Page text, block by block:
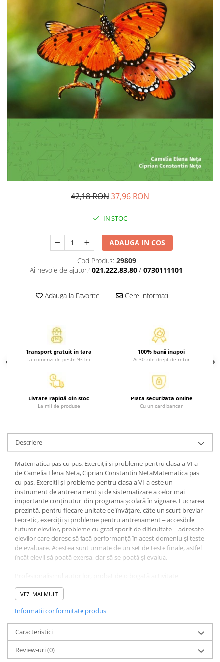
Resurse umane
Vanzari si marketing
Carte scolara
Atlase, dictionare si enciclopedii
Carte prescolara
Carte scolara
Dictionare de limba romana
Invatamant gimnazial
Carti in limba engleza
Carte prescolara
Povesti si povestiri
Dictionare si enciclopedii
Atlase
Dictionare de limba romana
Dictionare tematice
Enciclopedii
Diete si alimentatie sanatoasa
Fitness si frumusete
Diverse
Diverse
Feng Shui
Medicina alternativa
Sa nu razi :((
Drept
Legislatie
Fictiune
Clasici
Crime, Thriller, Mistery
Fantasy
Istorica
Literatura de divertisment
42,18 RON37,96 RON
IN STOC
ADAUGA IN COS
Cod Produs: 29809
Ai nevoie de ajutor? 021.222.83.80 / 0730111101
Adauga la Favorite Cere informatii
Transport gratuit in tara
La comenzi de peste 95 lei
100% banii inapoi
Ai 30 zile drept de retur
Livrare rapidă din stoc
La mii de produse
Plata securizata online
Cu un card bancar
Descriere
Matematica pas cu pas. Exerciții și probleme pentru clasa a VI-a
de Camelia Elena Neța, Ciprian Constantin NețaMatematica pas
cu pas. Exerciții și probleme pentru clasa a VI-a este un
instrument de antrenament și de sistematizare a celor mai
importante conținuturi din programa școlară în vigoare. Lucrarea
prezintă, pentru fiecare unitate de învățare, câte un scurt breviar
teoretic, exerciții și probleme pentru antrenament ‒ accesibile
tuturor elevilor, probleme cu grad sporit de dificultate ‒ adresate
elevilor care doresc să facă performanță în acest domeniu și teste
de evaluare. Acestea sunt urmate de un set de teste finale, astfel
încât elevii să poată exersa, dar să se poată și evalua.
pedagogică, se concretizează în această culegere care facilitează
învățarea diferențiată, în funcție de pregătirea și de competențele
pas. Exerciții și probleme pentru clasa a VI-a reprezintă o bună
investiție pentru viitorul de succes al oricărui elev!
VEZI MAI MULT
Informatii conformitate produs
Caracteristici
Review-uri(0)